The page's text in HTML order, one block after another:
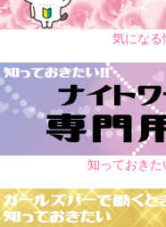
気になる
知っておき